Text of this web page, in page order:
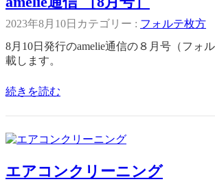
2023年8月10日 カテゴリー : フォルテ枚方
8月10日発行のamelie通信の８月号（フォ
載します。
続きを読む
エアコンクリーニング